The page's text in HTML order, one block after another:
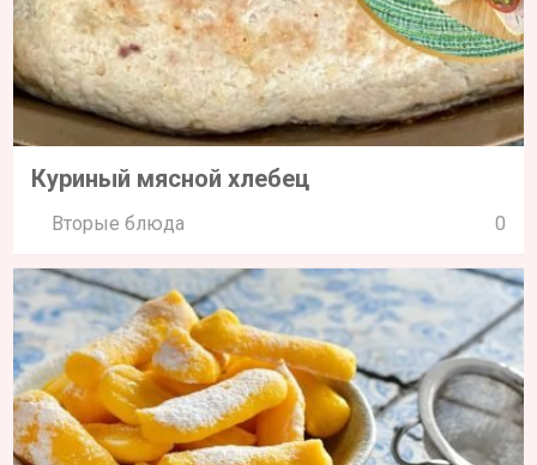
Куриный мясной хлебец
Вторые блюда 0